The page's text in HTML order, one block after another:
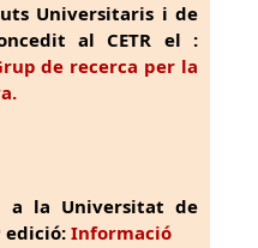
Universitaris i de
al CETR el :
de recerca per la
a la Universitat de
edició: Informació